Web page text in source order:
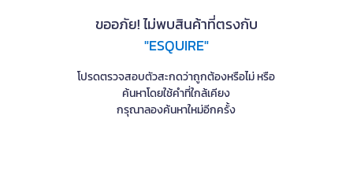
ขออภัย! ไม่พบสินค้าที่ตรงกับ
"ESQUIRE"
โปรดตรวจสอบตัวสะกดว่าถูกต้องหรือไม่ หรือ
ค้นหาโดยใช้คำที่ใกล้เคียง
กรุณาลองค้นหาใหม่อีกครั้ง